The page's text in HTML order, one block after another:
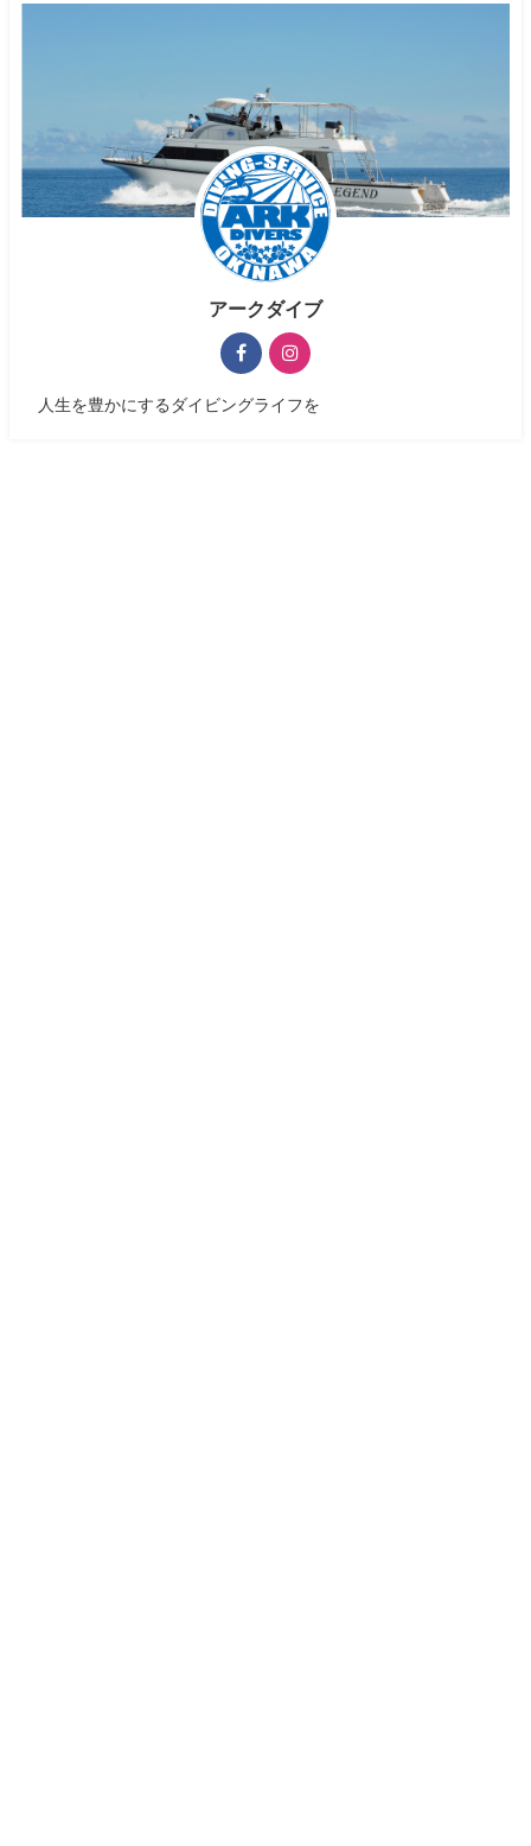
アークダイブ
人生を豊かにするダイビングライフを